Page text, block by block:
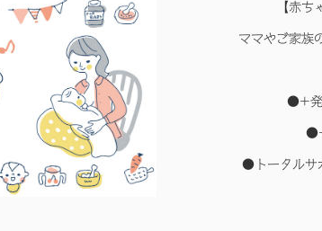
【赤ち
ママやご家族
●+発
●トータルサ